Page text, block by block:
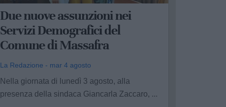
Due nuove assunzioni nei
Servizi Demografici del
Comune di Massafra
La Redazione - mar 4 agosto
Nella giornata di lunedì 3 agosto, alla
presenza della sindaca Giancarla Zaccaro, ...